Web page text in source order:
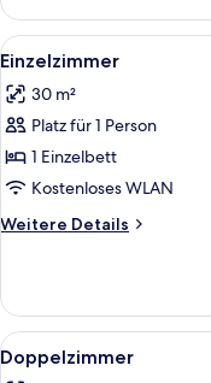
Zimmer
Alle
Fotos
für
Einzelzimmer
anzeigen
6
Einzelzimmer
30 m²
Platz für 1 Person
1 Einzelbett
Kostenloses WLAN
Weitere Details
Weitere
Alle
Fotos
6
Doppelzimmer